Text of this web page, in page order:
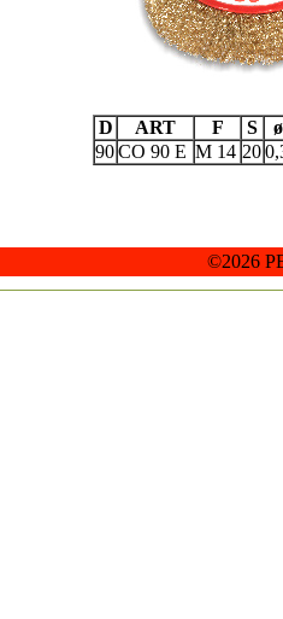
D ART F S
ø
90CO 90 E M 14 20
©2026